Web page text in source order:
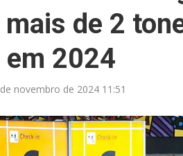
de 2
2024
novembro de 2024 11:51